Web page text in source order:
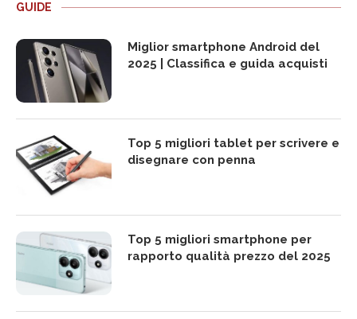
GUIDE
Miglior smartphone Android del
2025 | Classifica e guida acquisti
Top 5 migliori tablet per scrivere e
disegnare con penna
Top 5 migliori smartphone per
rapporto qualità prezzo del 2025